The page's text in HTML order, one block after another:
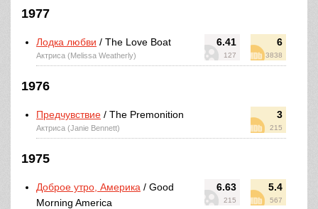
1977
6.41
127
6
3838
Лодка любви / The Love Boat
Актриса (Melissa Weatherly)
1976
3
215
Предчувствие / The Premonition
Актриса (Janie Bennett)
1975
6.63
215
5.4
567
Доброе утро, Америка / Good
Morning America